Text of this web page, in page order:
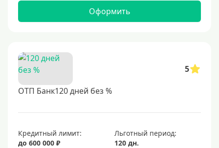
Оформить
5
ОТП Банк120 дней без %
Кредитный лимит:
до 600 000 ₽
Льготный период:
120 дн.